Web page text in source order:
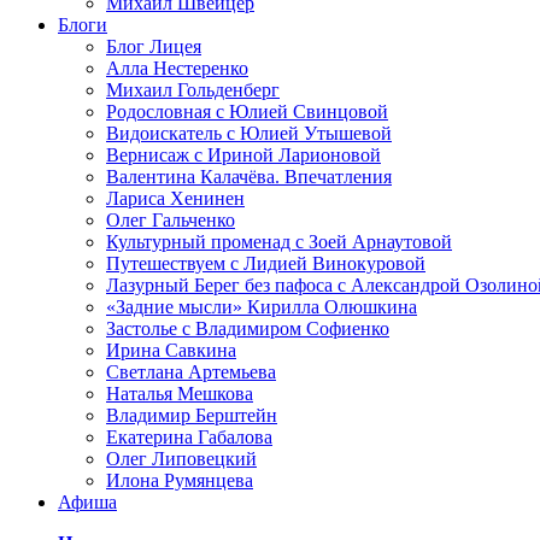
Блоги
Блог Лицея
Алла Нестеренко
Михаил Гольденберг
Родословная с Юлией Свинцовой
Видоискатель с Юлией Утышевой
Вернисаж с Ириной Ларионовой
Валентина Калачёва. Впечатления
Лариса Хенинен
Олег Гальченко
Культурный променад с Зоей Арнаутовой
Путешествуем с Лидией Винокуровой
Лазурный Берег без пафоса с Александрой
«Задние мысли» Кирилла Олюшкина
Застолье с Владимиром Софиенко
Ирина Савкина
Светлана Артемьева
Наталья Мешкова
Владимир Берштейн
Екатерина Габалова
Олег Липовецкий
Илона Румянцева
Афиша